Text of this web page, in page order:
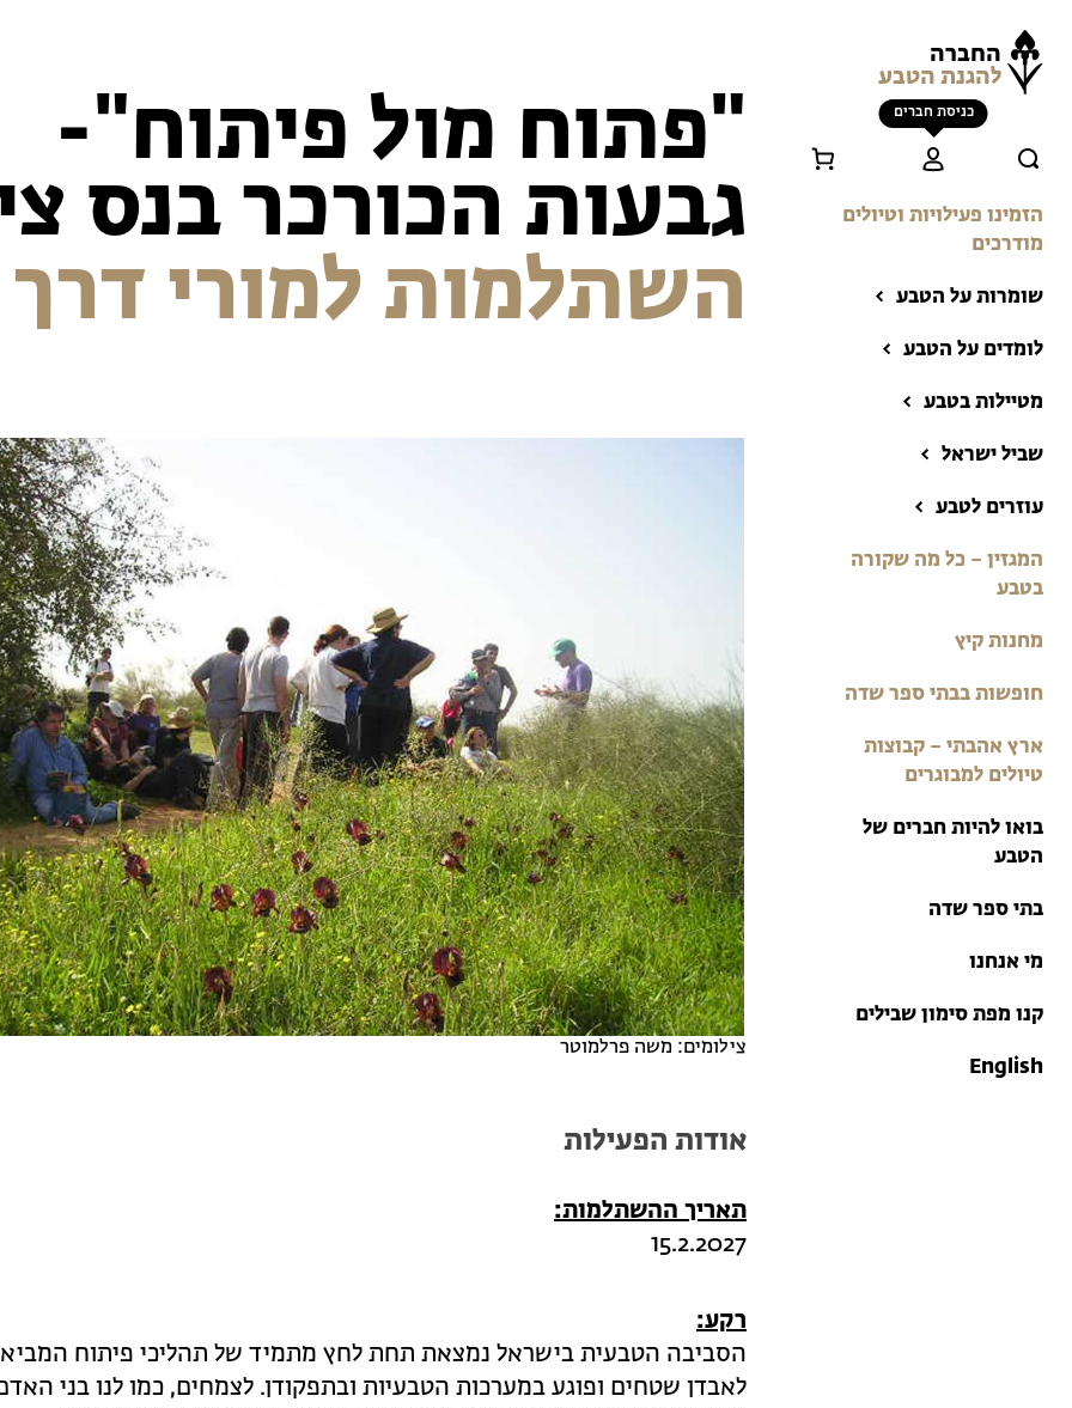
החברה
להגנת הטבע
כניסת חברים
הזמינו פעילויות וטיולים
מודרכים
שומרות על הטבע
לומדים על הטבע
מטיילות בטבע
הזמינו פעילויות וטיולים
טיולים למבוגרים: ארץ
מחנות קיץ
שביל ישראל
עוזרים לטבע
המגזין – כל מה שקורה
בטבע
מחנות קיץ
חופשות בבתי ספר שדה
ארץ אהבתי – קבוצות
טיולים למבוגרים
בואו להיות חברים של
הטבע
בתי ספר שדה
מי אנחנו
קנו מפת סימון שבילים
English
"פתוח מול פיתוח"-
גבעות הכורכר בנס
השתלמות למורי דרך
צילומים: משה פרלמוטר
אודות הפעילות
תאריך ההשתלמות:
15.2.2027
רקע:
הסביבה הטבעית בישראל נמצאת תחת לחץ מתמיד של תהליכי פיתוח המביא
לאבדן שטחים ופוגע במערכות הטבעיות ובתפקודן. לצמחים, כמו לנו בני